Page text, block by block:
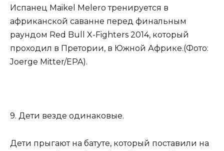
Испанец Maikel Melero тренируется в
африканской саванне перед финальным
раундом Red Bull X-Fighters 2014, который
проходил в Претории, в Южной Африке.(Фото:
Joerge Mitter/EPA).
9. Дети везде одинаковые.
Дети прыгают на батуте, который поставили на